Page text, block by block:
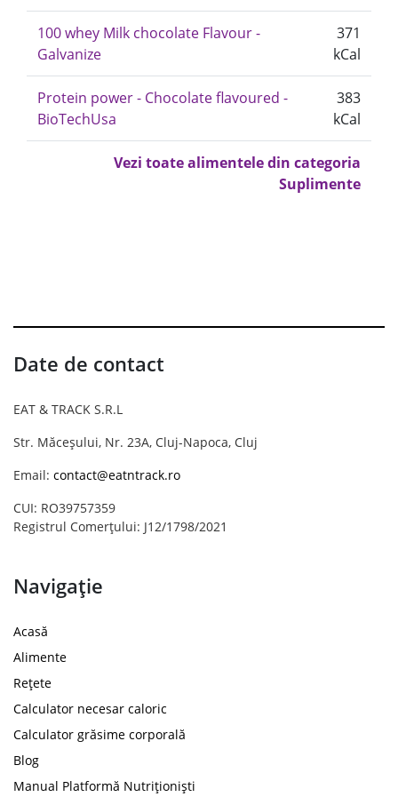
100 whey Milk chocolate Flavour -
Galvanize
371
kCal
Protein power - Chocolate flavoured -
BioTechUsa
383
kCal
Vezi toate alimentele din categoria
Suplimente
Date de contact
EAT & TRACK S.R.L
Str. Măceșului, Nr. 23A, Cluj-Napoca, Cluj
Email: contact@eatntrack.ro
CUI: RO39757359
Registrul Comerțului: J12/1798/2021
Navigație
Acasă
Alimente
Rețete
Calculator necesar caloric
Calculator grăsime corporală
Blog
Manual Platformă Nutriționiști